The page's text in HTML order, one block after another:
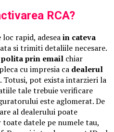
RCA?
loc rapid, adeseain cateva
si trimiti detaliile necesare.
polita prin email chiar
cu impresia ca dealerul
Totusi, pot exista intarzieri la
tale trebuie verificare
este aglomerat. De
al dealerului poate
datele pe numele tau,